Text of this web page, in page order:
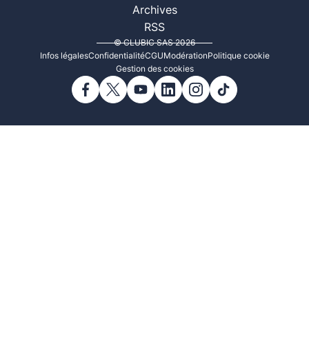
Archives
RSS
© CLUBIC SAS 2026
Infos légalesConfidentialitéCGUModérationPolitique cookie
Gestion des cookies